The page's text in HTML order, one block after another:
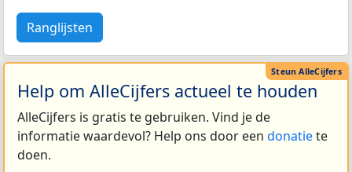
Ranglijsten
Help om AlleCijfers actueel te houden
AlleCijfers is gratis te gebruiken. Vind je de
informatie waardevol? Help ons door een donatiete
doen.